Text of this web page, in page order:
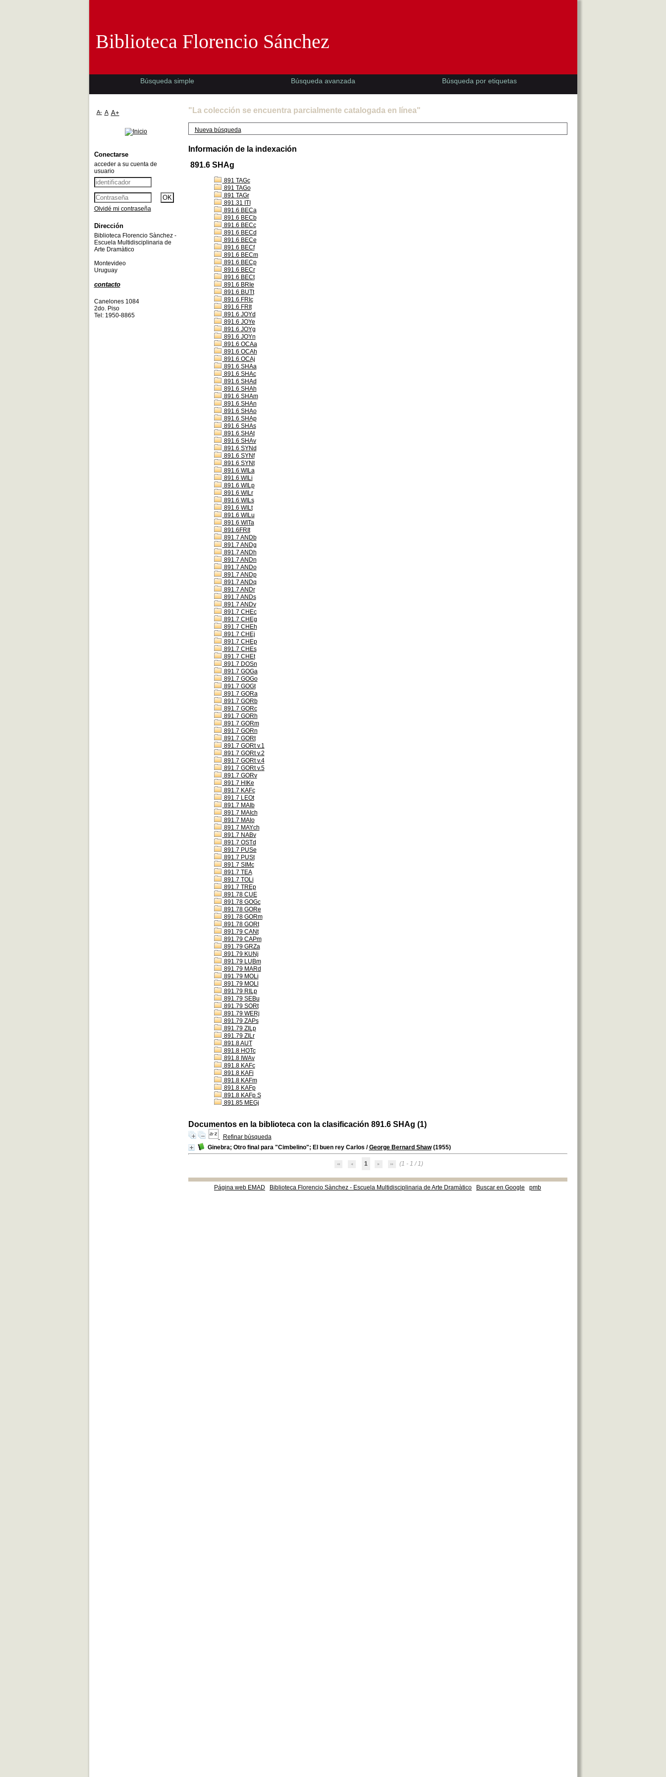
"La colección se encuentra parcialmente catalogada en línea"
Nueva búsqueda
Información de la indexación
891.6 SHAg
891 TAGc
891 TAGo
891 TAGr
891.31 ITI
891.6 BECa
891.6 BECb
891.6 BECc
891.6 BECd
891.6 BECe
891.6 BECf
891.6 BECm
891.6 BECp
891.6 BECr
891.6 BECt
891.6 BRIe
891.6 BUTt
891.6 FRIc
891.6 FRIt
891.6 JOYd
891.6 JOYe
891.6 JOYg
891.6 JOYn
891.6 OCAa
891.6 OCAh
891.6 OCAj
891.6 SHAa
891.6 SHAc
891.6 SHAd
891.6 SHAh
891.6 SHAm
891.6 SHAn
891.6 SHAo
891.6 SHAp
891.6 SHAs
891.6 SHAt
891.6 SHAv
891.6 SYNd
891.6 SYNf
891.6 SYNt
891.6 WILa
891.6 WILi
891.6 WILp
891.6 WILr
891.6 WILs
891.6 WILt
891.6 WILu
891.6 WITa
891.6FRIt
891.7 ANDb
891.7 ANDg
891.7 ANDh
891.7 ANDn
891.7 ANDo
891.7 ANDp
891.7 ANDq
891.7 ANDr
891.7 ANDs
891.7 ANDv
891.7 CHEc
891.7 CHEg
891.7 CHEh
891.7 CHEj
891.7 CHEp
891.7 CHEs
891.7 CHEt
891.7 DOSn
891.7 GOGa
891.7 GOGo
891.7 GOGt
891.7 GORa
891.7 GORb
891.7 GORc
891.7 GORh
891.7 GORm
891.7 GORn
891.7 GORt
891.7 GORt v.1
891.7 GORt v.2
891.7 GORt v.4
891.7 GORt v.5
891.7 GORv
891.7 HIKe
891.7 KAFc
891.7 LEOt
891.7 MAIb
891.7 MAIch
891.7 MAIo
891.7 MAYch
891.7 NABv
891.7 OSTd
891.7 PUSe
891.7 PUSt
891.7 SIMc
891.7 TEA
891.7 TOLi
891.7 TREp
891.78 CUE
891.78 GOGc
891.78 GORe
891.78 GORm
891.78 GORt
891.79 CANt
891.79 CAPm
891.79 GRZa
891.79 KUNj
891.79 LUBm
891.79 MARd
891.79 MOLi
891.79 MOLl
891.79 RILp
891.79 SEBu
891.79 SORt
891.79 WERj
891.79 ZAPs
891.79 ZILp
891.79 ZILr
891.8 AUT
891.8 HOTc
891.8 IWAv
891.8 KAFc
891.8 KAFi
891.8 KAFm
891.8 KAFp
891.8 KAFp S
891.85 MEGj
Documentos en la biblioteca con la clasificación 891.6 SHAg (1)
Refinar búsqueda
Ginebra; Otro final para "Cimbelino"; El buen rey Carlos /George Bernard Shaw(1955)
1 (1 - 1 / 1)
Página web EMAD Biblioteca Florencio Sànchez - Escuela Multidisciplinaria de Arte Dramàtico Buscar en Google pmb
Biblioteca Florencio Sánchez
Búsqueda simple Búsqueda avanzada Búsqueda por etiquetas
A- A A+
Conectarse
acceder a su cuenta de
usuario
Olvidé mi contraseña
Dirección
Biblioteca Florencio Sànchez -
Escuela Multidisciplinaria de
Arte Dramàtico
Montevideo
Uruguay
contacto
Canelones 1084
2do. Piso
Tel: 1950-8865